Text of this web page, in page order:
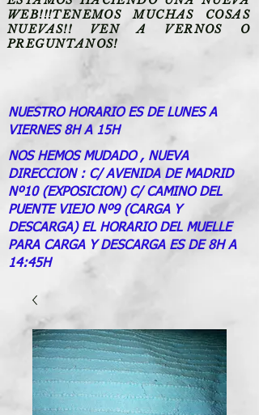
WEB!!!TENEMOS MUCHAS COSAS
NUEVAS!! VEN A VERNOS O
PREGUNTANOS!
NUESTRO HORARIO ES DE LUNES A
VIERNES 8H A 15H
NOS HEMOS MUDADO , NUEVA
DIRECCION : C/ AVENIDA DE MADRID
Nº10 (EXPOSICION) C/ CAMINO DEL
PUENTE VIEJO Nº9 (CARGA Y
DESCARGA) EL HORARIO DEL MUELLE
PARA CARGA Y DESCARGA ES DE 8H A
14:45H